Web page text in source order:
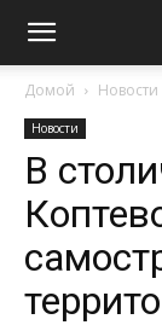
Домой Новости
Новости
В